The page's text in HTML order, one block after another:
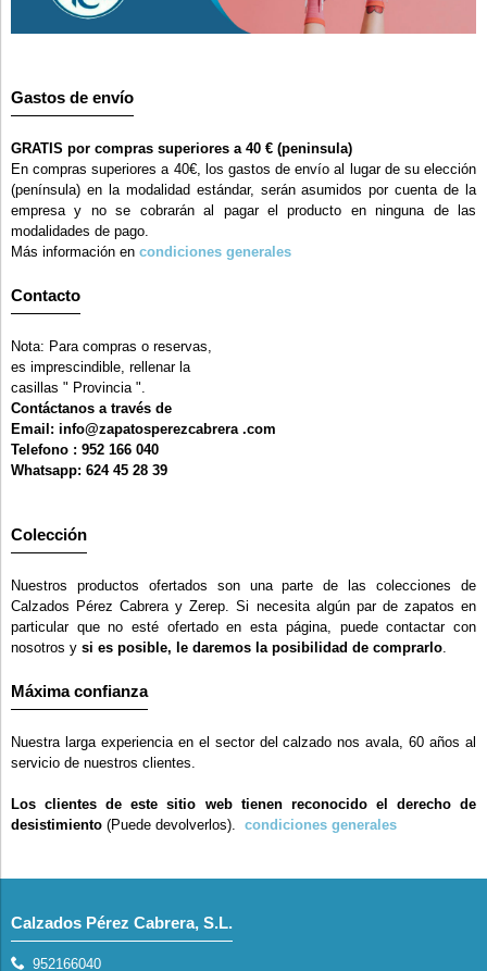
Gastos de envío
GRATIS por compras superiores a 40 € (peninsula)
En compras superiores a 40€, los gastos de envío al lugar de su elección
(península) en la modalidad estándar, serán asumidos por cuenta de la
empresa y no se cobrarán al pagar el producto en ninguna de las
modalidades de pago.
Más información en condiciones generales
Contacto
Nota: Para compras o reservas,
es imprescindible, rellenar la
casillas " Provincia ".
Contáctanos a través de
Email: info@zapatosperezcabrera .com
Telefono : 952 166 040
Whatsapp: 624 45 28 39
Colección
Nuestros productos ofertados son una parte de las colecciones de
Calzados Pérez Cabrera y Zerep. Si necesita algún par de zapatos en
particular que no esté ofertado en esta página, puede contactar con
nosotros y si es posible, le daremos la posibilidad de comprarlo.
Máxima confianza
Nuestra larga experiencia en el sector del calzado nos avala, 60 años al
servicio de nuestros clientes.
Los clientes de este sitio web tienen reconocido el derecho de
desistimiento (Puede devolverlos). condiciones generales
Calzados Pérez Cabrera, S.L.
952166040